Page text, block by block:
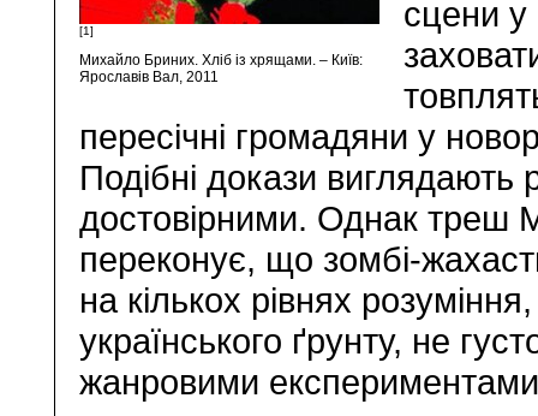
[1]
Михайло Бриних. Хліб із хрящами. – Київ:
Ярославів Вал, 2011
сцени у
пересічні громадяни у
Подібні докази
достовірними. Однак треш
переконує, що зомбі-
на кількох рівнях
українського ґрунту, не
жанровими